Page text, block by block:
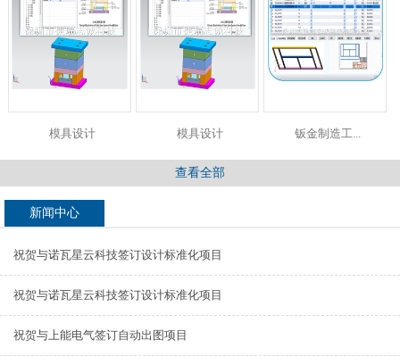
模具设计 模具设计 钣金制造工...
查看全部
新闻中心
祝贺与诺瓦星云科技签订设计标准化项目
祝贺与诺瓦星云科技签订设计标准化项目
祝贺与上能电气签订自动出图项目